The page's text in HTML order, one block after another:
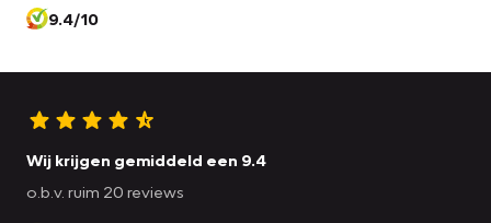
9.4/10
Wij krijgen gemiddeld een 9.4
o.b.v. ruim 20 reviews